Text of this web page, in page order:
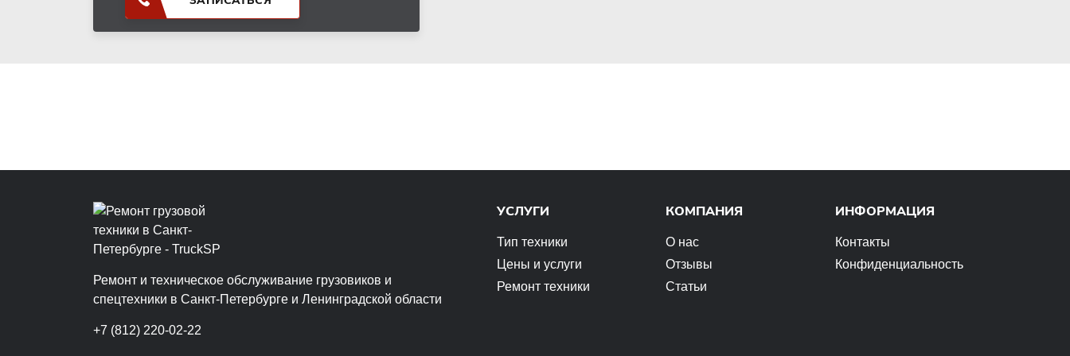
Ремонт и техническое обслуживание грузовиков и
спецтехники в Санкт‑Петербурге и Ленинградской области
+7 (812) 220-02-22
УСЛУГИ
Тип техники
Цены и услуги
Ремонт техники
КОМПАНИЯ
О нас
Отзывы
Статьи
ИНФОРМАЦИЯ
Контакты
Конфиденциальность